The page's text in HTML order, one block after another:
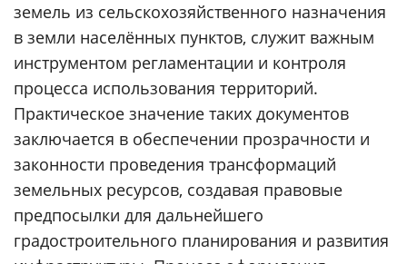
земель из сельскохозяйственного назначения
в земли населённых пунктов, служит важным
инструментом регламентации и контроля
процесса использования территорий.
Практическое значение таких документов
заключается в обеспечении прозрачности и
законности проведения трансформаций
земельных ресурсов, создавая правовые
предпосылки для дальнейшего
градостроительного планирования и развития